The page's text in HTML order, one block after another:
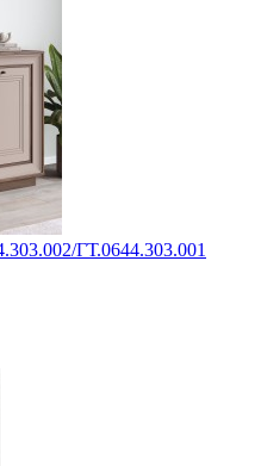
ГТ.0644.303.001